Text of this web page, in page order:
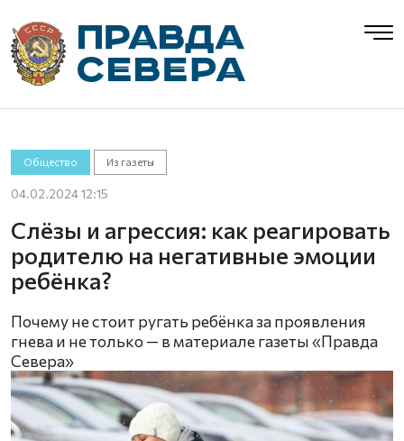
Общество Из газеты
04.02.2024 12:15
Слёзы и агрессия: как реагировать
родителю на негативные эмоции
ребёнка?
Почему не стоит ругать ребёнка за проявления
гнева и не только — в материале газеты «Правда
Севера»